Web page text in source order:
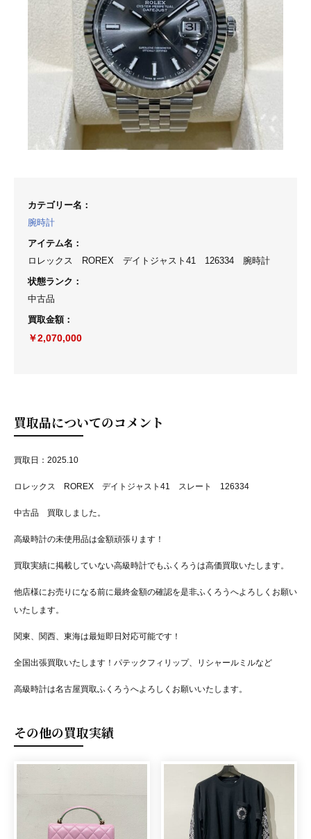
カテゴリー名 ：
腕時計
アイテム名 ：
ロレックス ROREX デイトジャスト41 126334 腕時計
状態ランク ：
中古品
買取金額：
￥2,070,000
買取品についてのコメント
買取日：2025.10
ロレックス ROREX デイトジャスト41 スレート 126334
中古品 買取しました。
高級時計の未使用品は金額頑張ります！
買取実績に掲載していない高級時計でもふくろうは高価買取いたします。
他店様にお売りになる前に最終金額の確認を是非ふくろうへよろしくお願い
いたします。
関東、関西、東海は最短即日対応可能です！
全国出張買取いたします！パテックフィリップ、リシャールミルなど
高級時計は名古屋買取ふくろうへよろしくお願いいたします。
その他の買取実績